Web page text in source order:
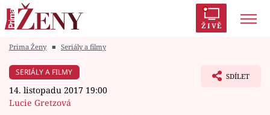
ŽIVĚ
Módní alarm
Prima Ženy ■ Seriály a filmy
SERIÁLY A FILMY
14. listopadu 2017 19:00
Lucie Gretzová
SDÍLET